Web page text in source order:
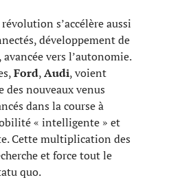
s’accélère aussi
développement de
vers l’autonomie.
Ford,Audi, voient
des nouveaux venus
dans la course à
« intelligente » et
Cette multiplication des
et force tout le
quo.